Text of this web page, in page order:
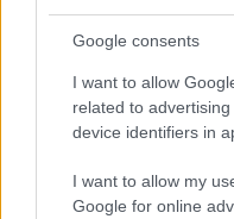
Google consents
I want to allow
related to
device identifiers in
I want to allow my
Google for online